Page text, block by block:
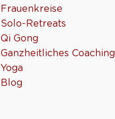
Frauenkreise
Solo-Retreats
Qi Gong
Ganzheitliches Coaching
Yoga
Blog